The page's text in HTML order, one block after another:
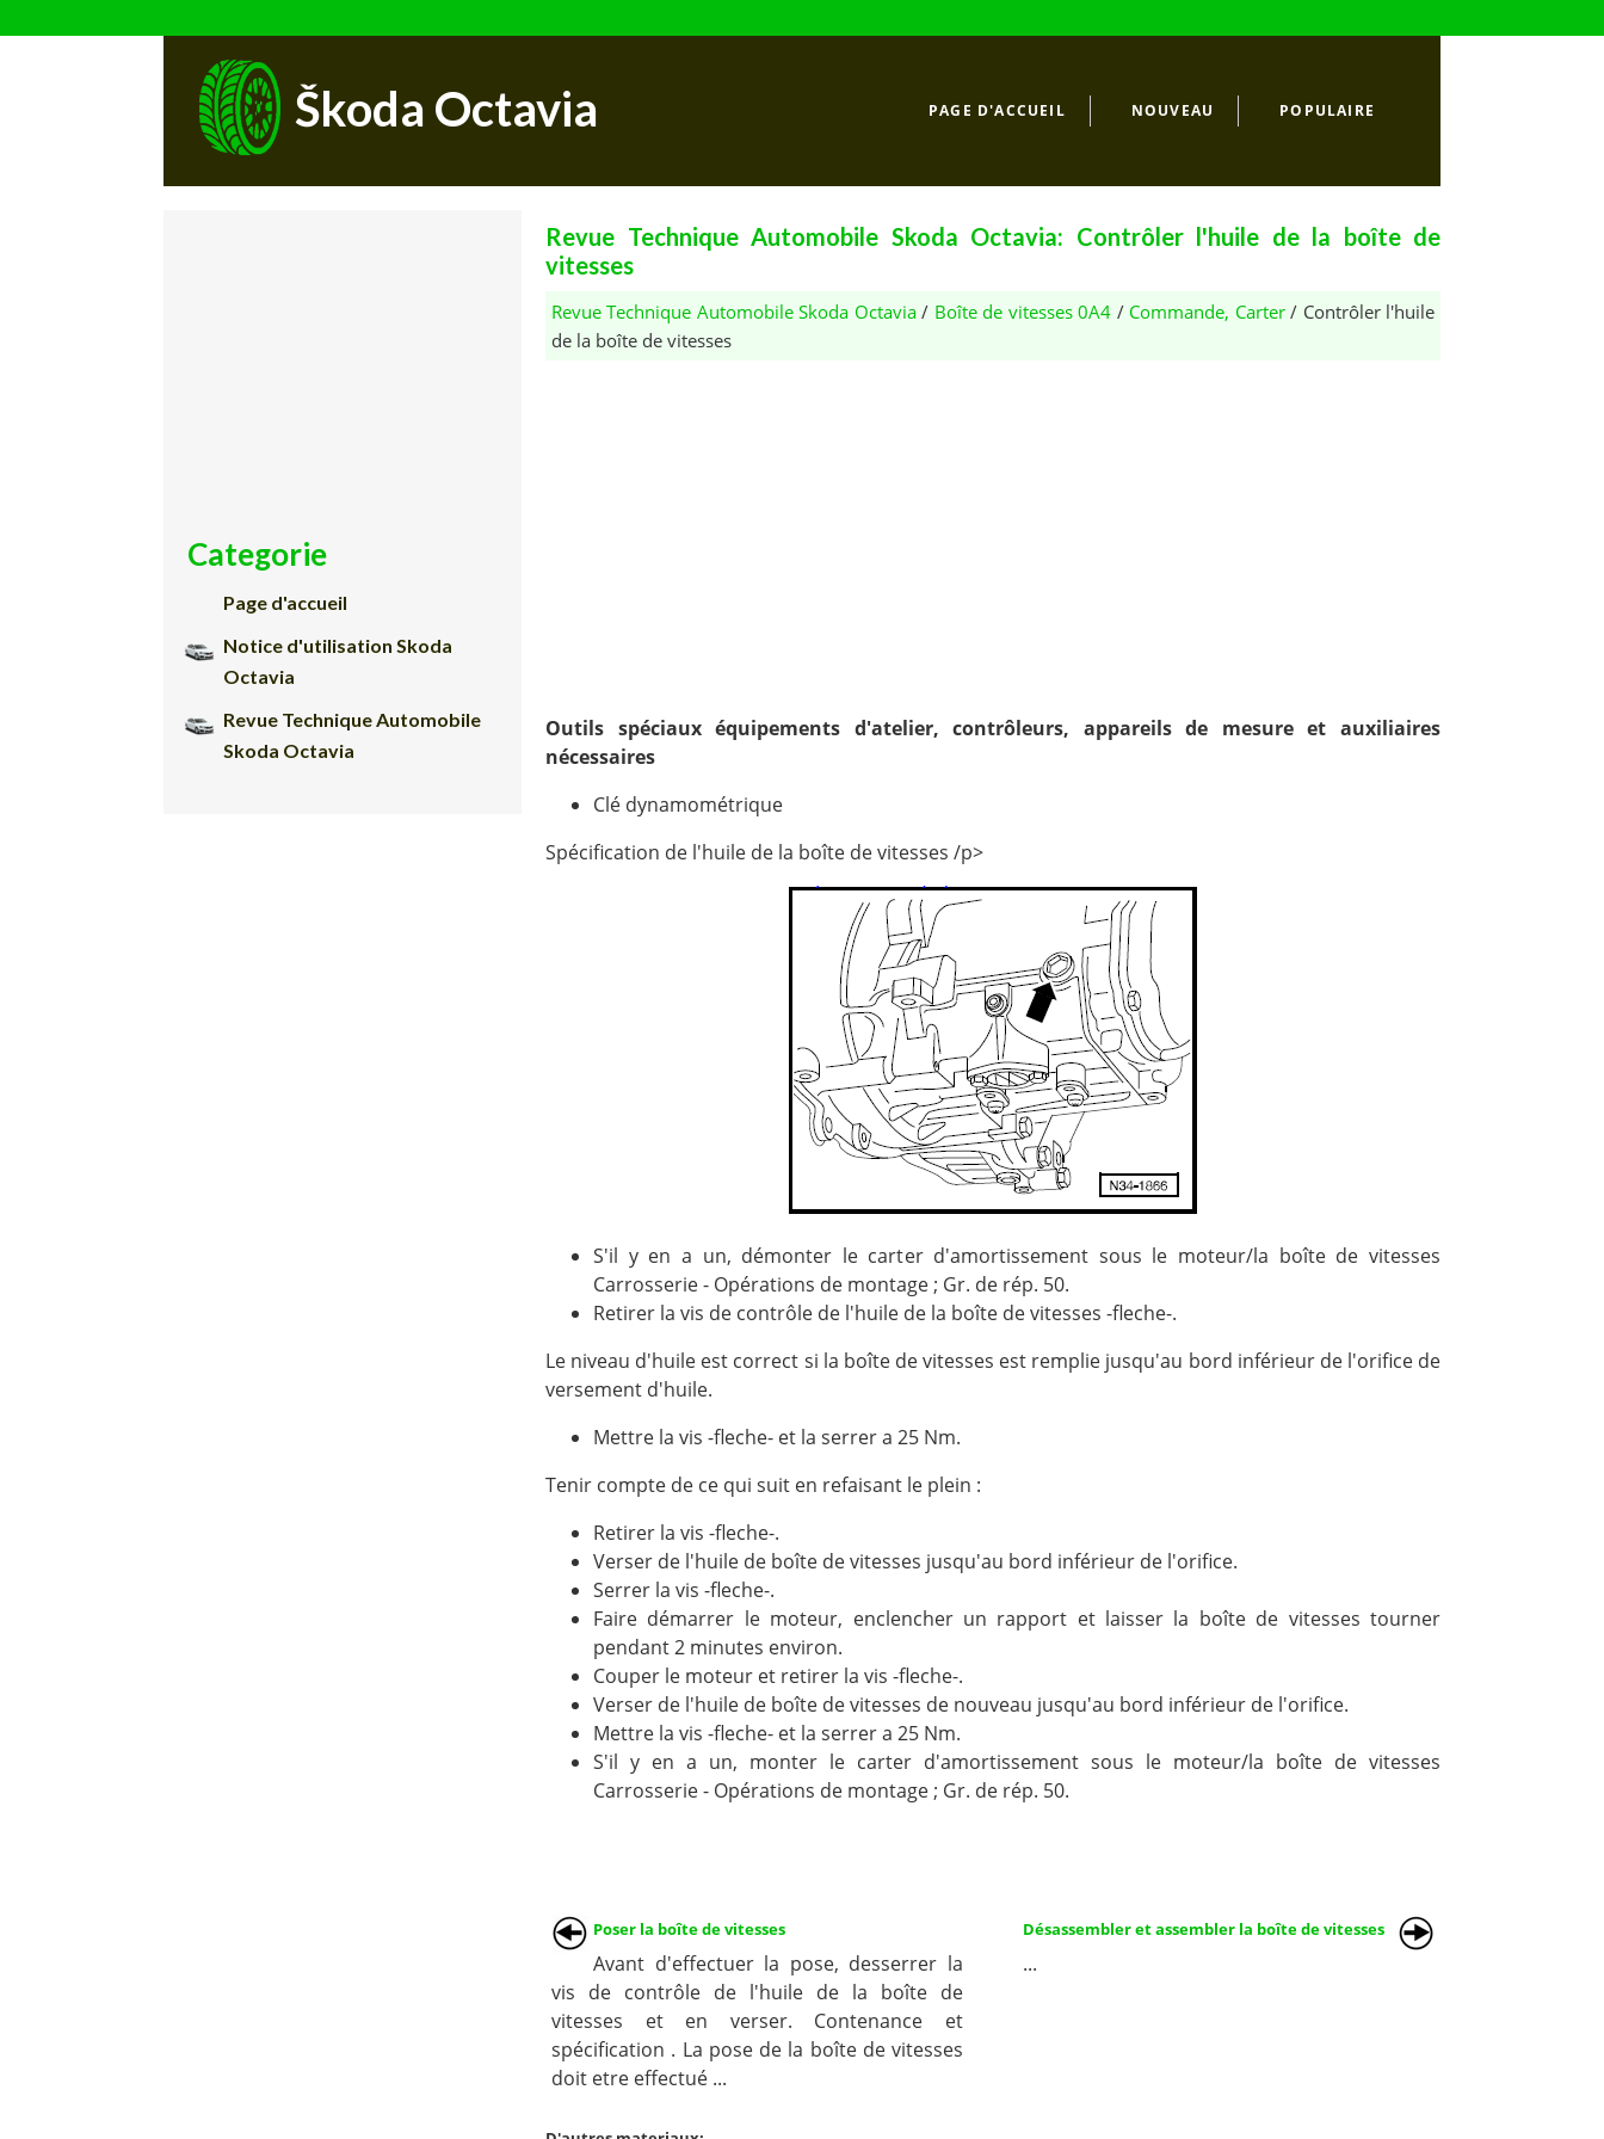
Škoda Octavia PAGE D'ACCUEIL NOUVEAU POPULAIRE
Revue Technique Automobile Skoda Octavia: Contrôler l'huile de la boîte de
vitesses
Revue Technique Automobile Skoda Octavia/ Boîte de vitesses 0A4 / Commande, Carter/ Contrôler l'huile
de la boîte de vitesses
Outils spéciaux équipements d'atelier, contrôleurs, appareils de mesure et auxiliaires
nécessaires
Clé dynamométrique
Spécification de l'huile de la boîte de vitesses /p>
S'il y en a un, démonter le carter d'amortissement sous le moteur/la boîte de vitesses
Carrosserie - Opérations de montage ; Gr. de rép. 50.
Retirer la vis de contrôle de l'huile de la boîte de vitesses -fleche-.
Le niveau d'huile est correct si la boîte de vitesses est remplie jusqu'au bord inférieur de l'orifice de
versement d'huile.
Mettre la vis -fleche- et la serrer a 25 Nm.
Tenir compte de ce qui suit en refaisant le plein :
Retirer la vis -fleche-.
Verser de l'huile de boîte de vitesses jusqu'au bord inférieur de l'orifice.
Serrer la vis -fleche-.
Faire démarrer le moteur, enclencher un rapport et laisser la boîte de vitesses tourner
pendant 2 minutes environ.
Couper le moteur et retirer la vis -fleche-.
Verser de l'huile de boîte de vitesses de nouveau jusqu'au bord inférieur de l'orifice.
Mettre la vis -fleche- et la serrer a 25 Nm.
S'il y en a un, monter le carter d'amortissement sous le moteur/la boîte de vitesses
Carrosserie - Opérations de montage ; Gr. de rép. 50.
Poser la boîte de vitesses
Avant d'effectuer la pose, desserrer la
vis de contrôle de l'huile de la boîte de
vitesses et en verser. Contenance et
spécification . La pose de la boîte de vitesses
doit etre effectué ...
Désassembler et assembler la boîte de vitesses
...
Categorie
Page d'accueil
Notice d'utilisation Skoda
Octavia
Revue Technique Automobile
Skoda Octavia